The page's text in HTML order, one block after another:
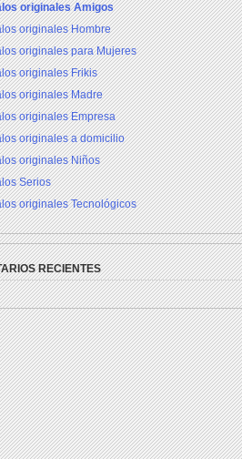
originales Amigos
originales Hombre
originales para Mujeres
originales Frikis
originales Madre
originales Empresa
originales a domicilio
originales Niños
Serios
originales Tecnológicos
RECIENTES